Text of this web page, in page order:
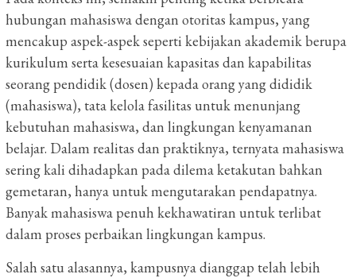
hubungan mahasiswa dengan otoritas kampus, yang
mencakup aspek-aspek seperti kebijakan akademik berupa
kurikulum serta kesesuaian kapasitas dan kapabilitas
seorang pendidik (dosen) kepada orang yang dididik
(mahasiswa), tata kelola fasilitas untuk menunjang
kebutuhan mahasiswa, dan lingkungan kenyamanan
belajar. Dalam realitas dan praktiknya, ternyata mahasiswa
sering kali dihadapkan pada dilema ketakutan bahkan
gemetaran, hanya untuk mengutarakan pendapatnya.
Banyak mahasiswa penuh kekhawatiran untuk terlibat
dalam proses perbaikan lingkungan kampus.
Salah satu alasannya, kampusnya dianggap telah lebih